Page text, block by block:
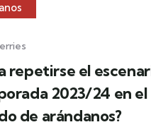
repetirse el
2023/24 en el
de arándanos?